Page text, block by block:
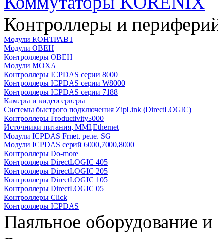
Контроллеры и
Модули КОНТРАВТ
Модули ОВЕН
Контроллеры ОВЕН
Модули MOXA
Контроллеры ICPDAS серии 8000
Контроллеры ICPDAS серии W8000
Контроллеры ICPDAS серии 7188
Камеры и видеосерверы
Системы быстрого подключения ZipLink (DirectLOGIC)
Контроллеры Productivity3000
Источники питания, MMI,Ethernet
Модули ICPDAS Frnet, реле, SG
Модули ICPDAS серий 6000,7000,8000
Контроллеры Do-more
Контроллеры DirectLOGIC 405
Контроллеры DirectLOGIC 205
Контроллеры DirectLOGIC 105
Контроллеры DirectLOGIC 05
Контроллеры Click
Контроллеры ICPDAS
Паяльное оборудование